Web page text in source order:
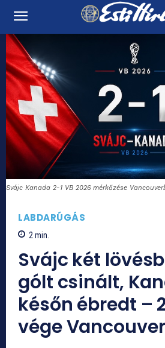
Svájc Kanada 2-1 VB 2026 mérkőzése
LABDARÚGÁS
2 min.
Svájc két
gólt csinált,
későn ébredt –
vége